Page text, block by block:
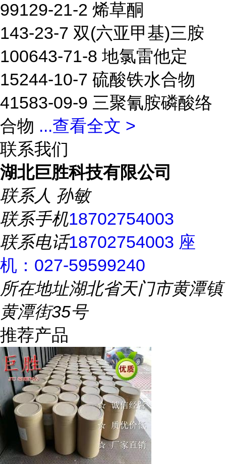
99129-21-2 烯草酮
143-23-7 双(六亚甲基)三胺
100643-71-8 地氯雷他定
15244-10-7 硫酸铁水合物
41583-09-9 三聚氰胺磷酸络
合物 ...查看全文 >
联系我们
湖北巨胜科技有限公司
联系人 孙敏
联系手机18702754003
联系电话18702754003 座
机：027-59599240
所在地址湖北省天门市黄潭镇
黄潭街35号
推荐产品